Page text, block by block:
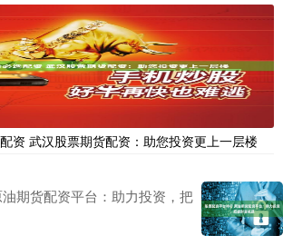
资 武汉股票期货配资：助您投资更上一层楼
期货配资平台：助力投资，把